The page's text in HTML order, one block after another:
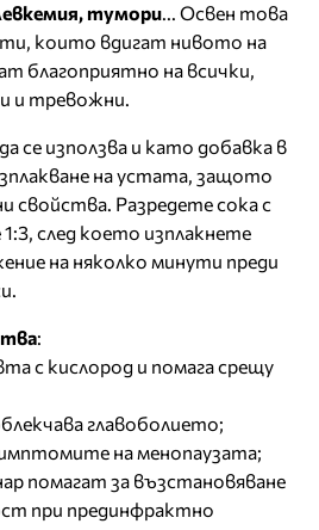
тумори... Освен това
които вдигат нивото на
благоприятно на всички,
и тревожни.
се използва и като добавка в
на устата, защото
свойства. Разредете сока с
след което изплакнете
на няколко минути преди
:
с кислород и помага срещу
главоболието;
на менопаузата;
помагат за възстановяване
при прединфрактно